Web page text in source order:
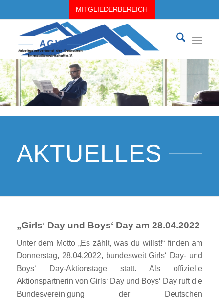
MITGLIEDERBEREICH
AKTUELLES
„Girls‘ Day und Boys‘ Day am 28.04.2022
Unter dem Motto „Es zählt, was du willst!“ finden am
Donnerstag, 28.04.2022, bundesweit Girls‘ Day- und
Boys‘ Day-Aktionstage statt. Als offizielle
Aktionspartnerin von Girls‘ Day und Boys‘ Day ruft die
Bundesvereinigung der Deutschen